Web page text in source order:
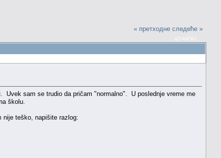
« претходне следеће »
Uvek sam se trudio da pričam "normalno". U poslednje vreme me
školu.
nije teško, napišite razlog: